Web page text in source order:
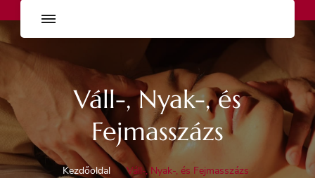
Váll-, Nyak-, és
Fejmasszázs
Kezdőoldal Váll-, Nyak-, és Fejmasszázs